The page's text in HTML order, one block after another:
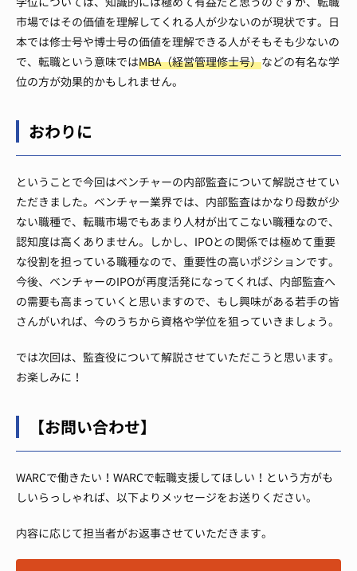
市場ではその価値を理解してくれる人が少ないのが現状です。 日
本では修士号や博士号の価値を理解できる人がそもそも少ないの
で、転職という意味ではMBA（経営管理修士号）などの有名な学
位の方が効果的かもしれません。
おわりに
ということで今回はベンチャーの内部監査について解説させてい
ただきました。 ベンチャー業界では、内部監査はかなり母数が少
ない職種で、転職市場でもあまり人材が出てこない職種なので、
認知度は高くありません。
しかし、IPOとの関係では極めて重要
な役割を担っている職種なので、重要性の高いポジションです。
今後、ベンチャーのIPOが再度活発になってくれば、内部監査へ
の需要も高まっていくと思いますので、もし興味がある若手の皆
さんがいれば、今のうちから資格や学位を狙っていきましょう。
では次回は、監査役について解説させていただこうと思います。
お楽しみに！
【お問い合わせ】
WARCで働きたい！WARCで転職支援してほしい！という方がも
しいらっしゃれば、以下よりメッセージをお送りください。
内容に応じて担当者がお返事させていただきます。